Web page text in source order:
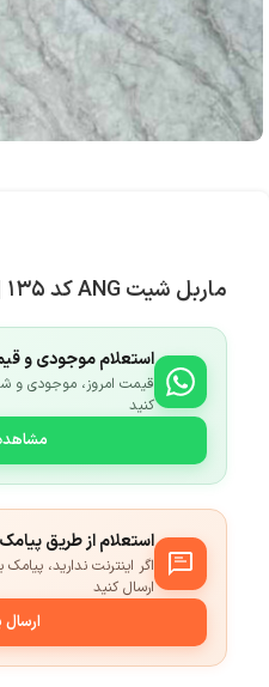
ماربل شیت ANG کد ۱۳۵ | براق ۳ میل
استعلام موجودی و
قیمت امروز، موجودی و
کنید
استعلام از طریق پیامک
اگر اینترنت ندارید،
ارسال کنید